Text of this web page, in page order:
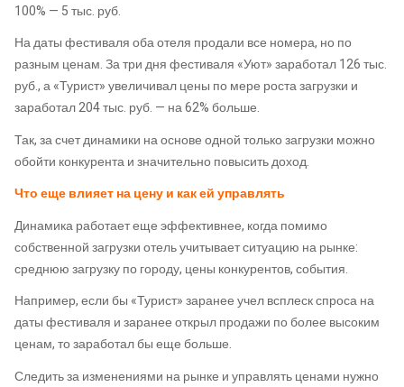
100% — 5 тыс. руб.
На даты фестиваля оба отеля продали все номера, но по
разным ценам. За три дня фестиваля «Уют» заработал 126 тыс.
руб., а «Турист» увеличивал цены по мере роста загрузки и
заработал 204 тыс. руб. — на 62% больше.
Так, за счет динамики на основе одной только загрузки можно
обойти конкурента и значительно повысить доход.
Что еще влияет на цену и как ей управлять
Динамика работает еще эффективнее, когда помимо
собственной загрузки отель учитывает ситуацию на рынке:
среднюю загрузку по городу, цены конкурентов, события.
Например, если бы «Турист» заранее учел всплеск спроса на
даты фестиваля и заранее открыл продажи по более высоким
ценам, то заработал бы еще больше.
Следить за изменениями на рынке и управлять ценами нужно